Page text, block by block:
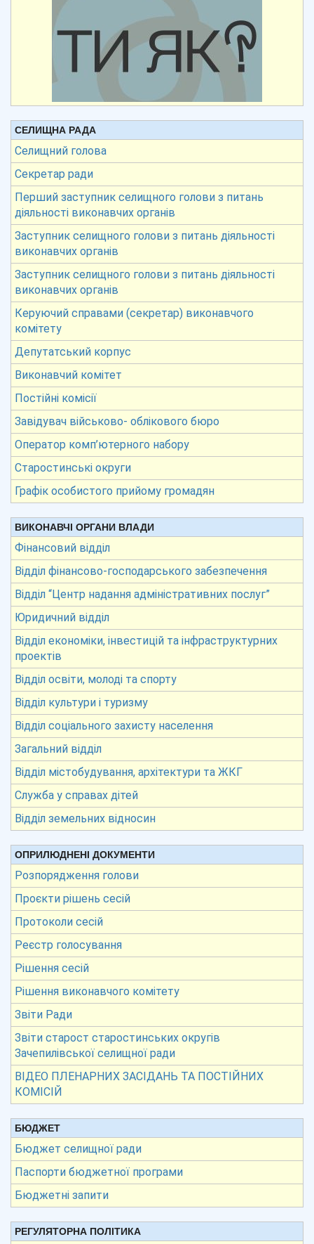
СЕЛИЩНА РАДА
Селищний голова
Секретар ради
Перший заступник селищного голови з питань
діяльності виконавчих органів
Заступник селищного голови з питань діяльності
виконавчих органів
Заступник селищного голови з питань діяльності
виконавчих органів
Керуючий справами (секретар) виконавчого
комітету
Депутатський корпус
Виконавчий комітет
Постійні комісії
Завідувач військово- облікового бюро
Оператор комп’ютерного набору
Старостинські округи
Графік особистого прийому громадян
ВИКОНАВЧІ ОРГАНИ ВЛАДИ
Фінансовий відділ
Відділ фінансово-господарського забезпечення
Відділ “Центр надання адміністративних послуг”
Юридичний відділ
Відділ економіки, інвестицій та інфраструктурних
проектів
Відділ освіти, молоді та спорту
Відділ культури і туризму
Відділ соціального захисту населення
Загальний відділ
Відділ містобудування, архітектури та ЖКГ
Служба у справах дітей
Відділ земельних відносин
ОПРИЛЮДНЕНІ ДОКУМЕНТИ
Розпорядження голови
Проєкти рішень сесій
Протоколи сесій
Реєстр голосування
Рішення сесій
Рішення виконавчого комітету
Звіти Ради
Звіти старост старостинських округів
Зачепилівської селищної ради
ВІДЕО ПЛЕНАРНИХ ЗАСІДАНЬ ТА ПОСТІЙНИХ
КОМІСІЙ
БЮДЖЕТ
Бюджет селищної ради
Паспорти бюджетної програми
Бюджетні запити
РЕГУЛЯТОРНА ПОЛІТИКА